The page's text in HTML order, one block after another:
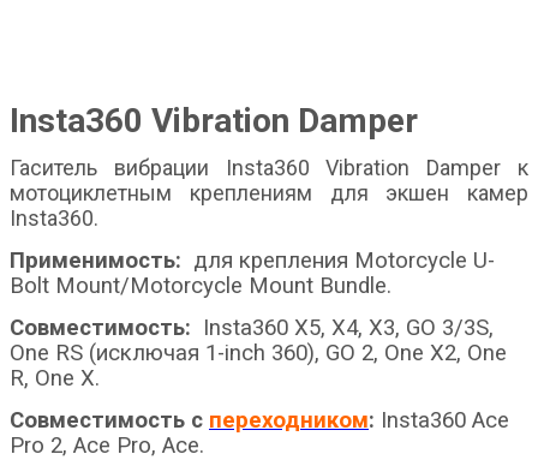
Insta360 Vibration Damper
Гаситель вибрации Insta360 Vibration Damper к
мотоциклетным креплениям для экшен камер
Insta360.
Применимость: для крепления Motorcycle U-
Bolt Mount/Motorcycle Mount Bundle.
Совместимость: Insta360 X5, X4, X3, GO 3/3S,
One RS (исключая 1-inch 360), GO 2, One X2, One
R, One X.
Совместимость с переходником: Insta360 Ace
Pro 2, Ace Pro, Ace.